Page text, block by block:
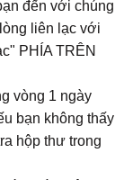
đến với chúng
liên lạc với
PHÍA TRÊN
vòng 1 ngày
bạn không thấy
hộp thư trong